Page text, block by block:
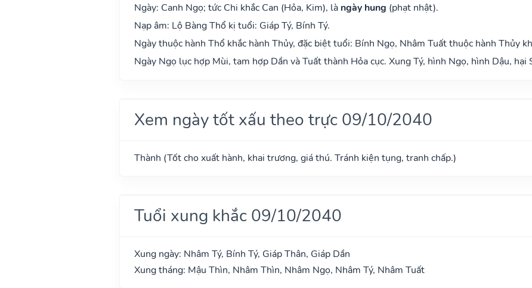
Ngày: Canh Ngọ; tức Chi khắc Can (Hỏa, Kim), là ngày hung (phạt nhật).
Nạp âm: Lộ Bàng Thổ kị tuổi: Giáp Tý, Bính Tý.
Ngày thuộc hành Thổ khắc hành Thủy, đặc biệt tuổi: Bính Ngọ, Nhâm Tuất thuộc hành Thủy
Ngày Ngọ lục hợp Mùi, tam hợp Dần và Tuất thành Hỏa cục. Xung Tý, hình Ngọ, hình Dậu, hại
Xem ngày tốt xấu theo trực 09/10/2040
Thành (Tốt cho xuất hành, khai trương, giá thú. Tránh kiện tụng, tranh chấp.)
Tuổi xung khắc 09/10/2040
Xung ngày: Nhâm Tý, Bính Tý, Giáp Thân, Giáp Dần
Xung tháng: Mậu Thìn, Nhâm Thìn, Nhâm Ngọ, Nhâm Tý, Nhâm Tuất